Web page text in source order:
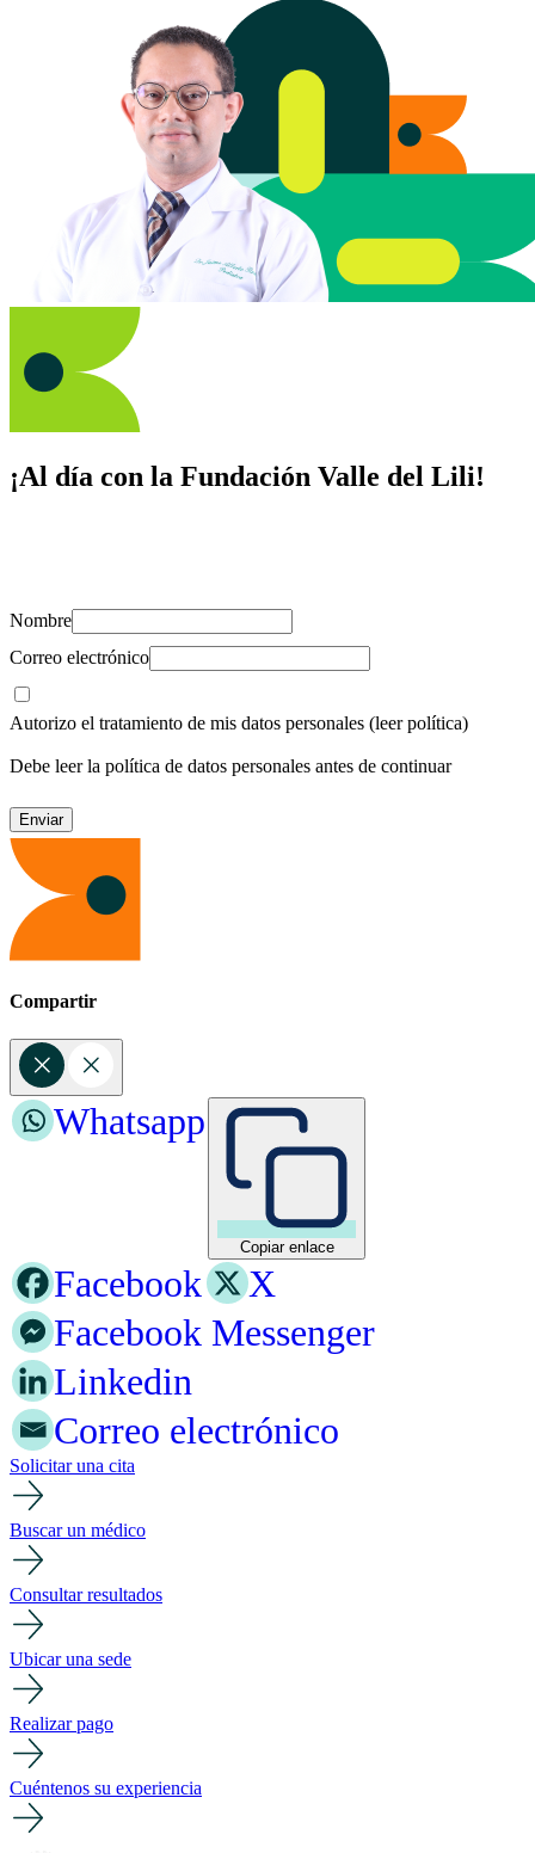
¡Al día con la Fundación Valle del Lili!
Nombre
Correo electrónico
Autorizo el tratamiento de mis datos personales (leer política)
Debe leer la política de datos personales antes de continuar
Compartir
Copiar enlace
Whatsapp
Facebook
X
Facebook Messenger
Linkedin
Correo electrónico
Solicitar una cita
Buscar un médico
Consultar resultados
Ubicar una sede
Realizar pago
Cuéntenos su experiencia